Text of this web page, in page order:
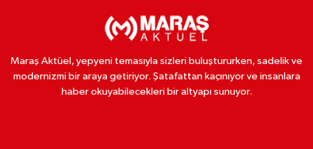
Maraş Aktüel, yepyeni temasıyla sizleri buluştururken, sadelik ve
modernizmi bir araya getiriyor. Şatafattan kaçınıyor ve insanlara
haber okuyabilecekleri bir altyapı sunuyor.